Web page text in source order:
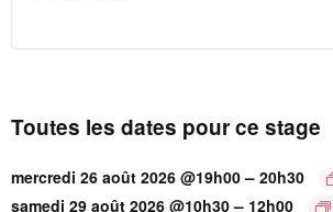
Toutes les dates pour ce stage
mercredi 26 août 2026 @19h00– 20h30
samedi 29 août 2026 @10h30– 12h00